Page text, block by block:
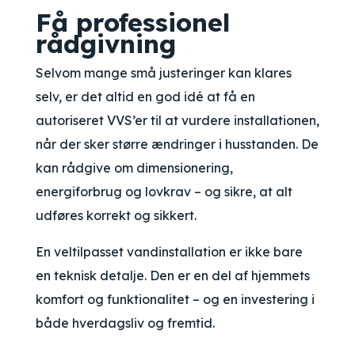
Få professionel
rådgivning
Selvom mange små justeringer kan klares
selv, er det altid en god idé at få en
autoriseret VVS’er til at vurdere installationen,
når der sker større ændringer i husstanden. De
kan rådgive om dimensionering,
energiforbrug og lovkrav – og sikre, at alt
udføres korrekt og sikkert.
En veltilpasset vandinstallation er ikke bare
en teknisk detalje. Den er en del af hjemmets
komfort og funktionalitet – og en investering i
både hverdagsliv og fremtid.